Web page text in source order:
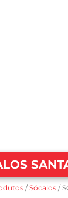
/Sócalos /